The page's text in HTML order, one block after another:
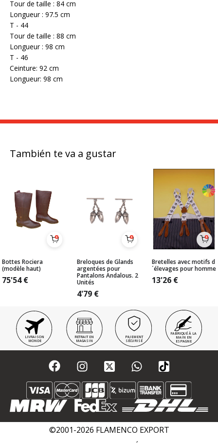
Tour de taille : 84 cm
Longueur : 97.5 cm
T - 44
Tour de taille : 88 cm
Longueur : 98 cm
T - 46
Ceinture: 92 cm
Longueur: 98 cm
También te va a gustar
Bottes Rociera
(modèle haut)
75'54€
Breloques de Glands
argentées pour
Pantalons Andalous. 2
Unités
4'79 €
Bretelles avec motifs d
´élevages pour homme
13'26 €
LIVRAISON
MONDE
RETRAIT EN
MAGASIN
PAIEMENT
SÉCURISÉ
FABRIQUÉ À LA
MAIN EN
ESPAGNE
©2001-2026 FLAMENCO EXPORT